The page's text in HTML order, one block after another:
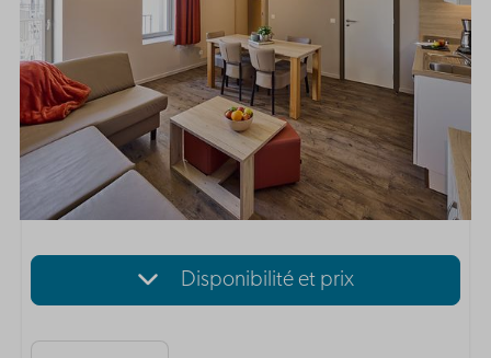
Disponibilité et prix